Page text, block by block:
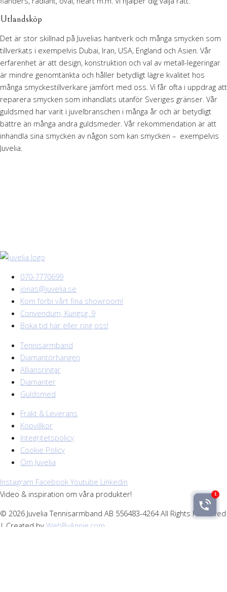
Utlandsköp
Det är stor skillnad på Juvelias hantverk och många smycken som
tillverkats i exempelvis Dubai, Iran, USA, England och Asien. Vår
erfarenhet är att design, konstruktion och val av metall-legeringar
är mindre genomtänkta och håller betydligt lägre kvalitet hos
många smyckestillverkare jämfört med oss. Vi får ofta i uppdrag att
reparera smycken som inhandlats utanför Sveriges gränser. Vår
guldsmed har varit i juvelbranschen i många år och är betydligt
bättre än många andra guldsmeder. Vår rekommendation är att
inhandla sina smycken av någon som kan smycken – exempelvis
Juvelia.
070-7770699
jonas@juvelia.se
Kom förbi vårt fina showroom!
Convendum, Kungsg. 9
Boka tid här eller ring oss!
Tennisarmband
Diamantörhängen
Alliansringar
Diamanter
Guldsmed
Frakt & Leverans
Köpvillkor
Integritetspolicy
Cookie Policy
Om Juvelia
Instagram Facebook Youtube Linkedin
Video & inspiration om våra produkter!
© 2026 Juvelia Tennisarmband AB 556483-4264 All Rights Reserved
| Created by WebByAnnie.com